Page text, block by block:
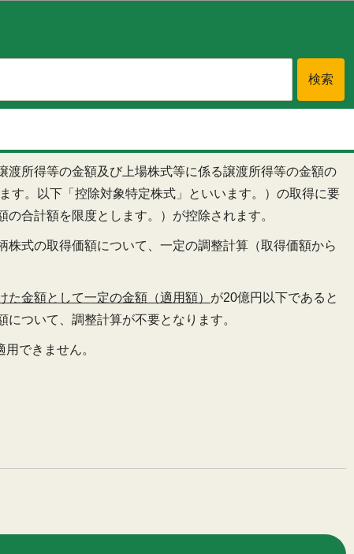
所得等の金額及び上場株式等に係る譲渡所得等の金額の
す。以下「控除対象特定株式」といいます。）の取得に要
合計額を限度とします。）が控除されます。
式の取得価額について、一定の調整計算（取得価額から
た金額として一定の金額（適用額） が20億円以下であると
ついて、調整計算が不要となります。
用できません。